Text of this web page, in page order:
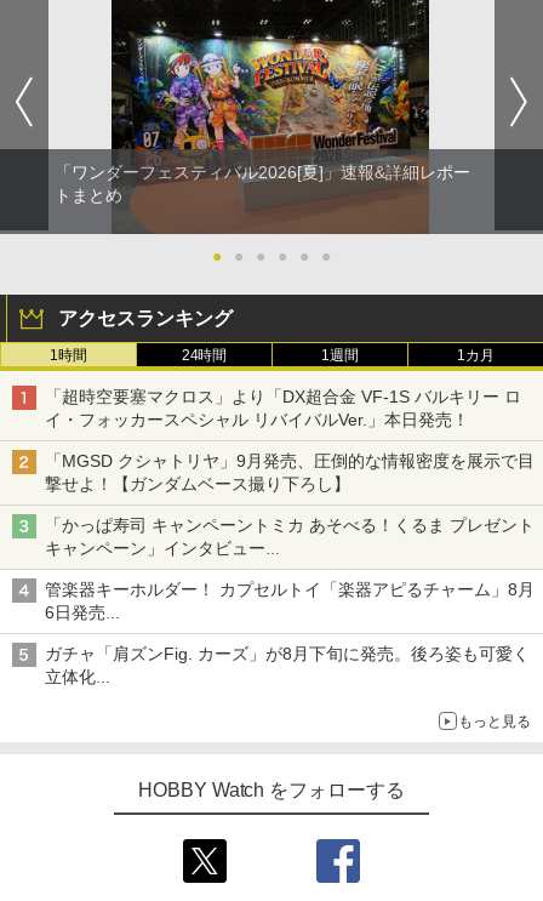
「ワンダーフェスティバル2026[夏]」速報&詳細レポー
トまとめ
● ● ● ● ● ●
アクセスランキング
1時間 24時間 1週間 1カ月
「超時空要塞マクロス」より「DX超合金 VF-1S バルキリー ロ
イ・フォッカースペシャル リバイバルVer.」本日発売！
「MGSD クシャトリヤ」9月発売、圧倒的な情報密度を展示で目
撃せよ！【ガンダムベース撮り下ろし】
「かっぱ寿司 キャンペーントミカ あそべる！くるま プレゼント
キャンペーン」インタビュー
子どもが楽しめるかっぱ寿司ならではの体験とコラボの楽しさを
追求
管楽器キーホルダー！ カプセルトイ「楽器アピるチャーム」8月
6日発売
チューバ、テナサクなど5種各3色
ガチャ「肩ズンFig. カーズ」が8月下旬に発売。後ろ姿も可愛く
立体化
もっと見る
HOBBY Watch をフォローする